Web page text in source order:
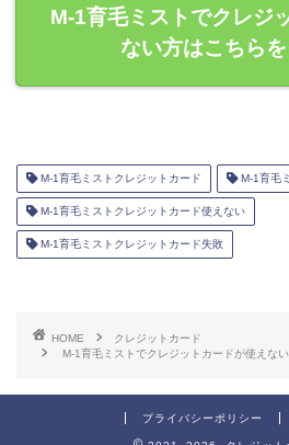
M-1育毛ミストでクレジ
ない方はこちら
M-1育毛ミストクレジットカード M-1育毛
M-1育毛ミストクレジットカード使えない
M-1育毛ミストクレジットカード失敗
HOME
クレジットカード
M-1育毛ミストでクレジットカードが使えな
プライバシーポリシー